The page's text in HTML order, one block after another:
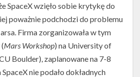
SpaceX wzięło sobie krytykę do
poważnie podchodzi do problemu
Firma zorganizowała w tym
Mars Workshop) na University of
Boulder), zaplanowane na 7-8
nie podało dokładnych